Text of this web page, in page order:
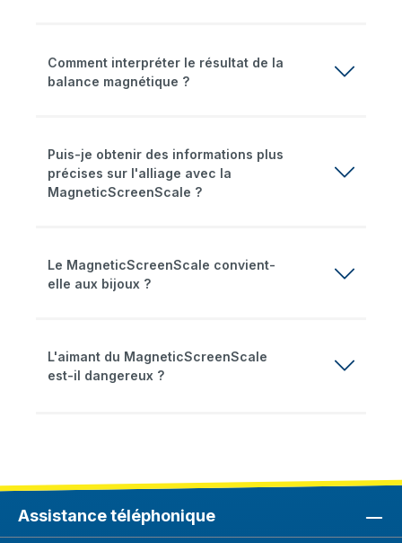
Comment interpréter le résultat de la
balance magnétique ?
Puis-je obtenir des informations plus
précises sur l'alliage avec la
MagneticScreenScale ?
Le MagneticScreenScale convient-
elle aux bijoux ?
L'aimant du MagneticScreenScale
est-il dangereux ?
Assistance téléphonique